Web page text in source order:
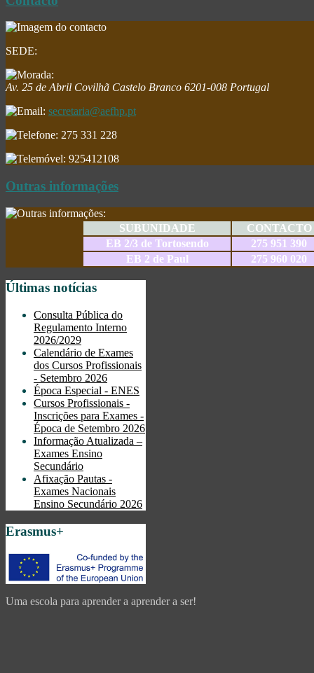
SEDE:
Av. 25 de Abril Covilhã Castelo Branco 6201-008 Portugal
secretaria@aefhp.pt
275 331 228
925412108
Outras informações
SUBUNIDADE
CONTACTO
EB 2/3 de Tortosendo
275 951 390
EB 2 de Paul
275 960 020
Últimas notícias
Consulta Pública do
Regulamento Interno
2026/2029
Calendário de Exames
dos Cursos Profissionais
- Setembro 2026
Época Especial - ENES
Cursos Profissionais -
Inscrições para Exames -
Época de Setembro 2026
Informação Atualizada –
Exames Ensino
Secundário
Afixação Pautas -
Exames Nacionais
Ensino Secundário 2026
Erasmus+
Uma escola para aprender a aprender a ser!